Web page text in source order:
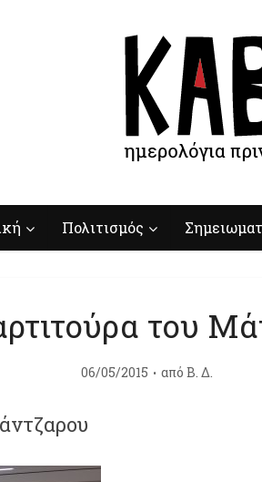
Πολιτισμός
του
06/05/2015 από Β. Δ.